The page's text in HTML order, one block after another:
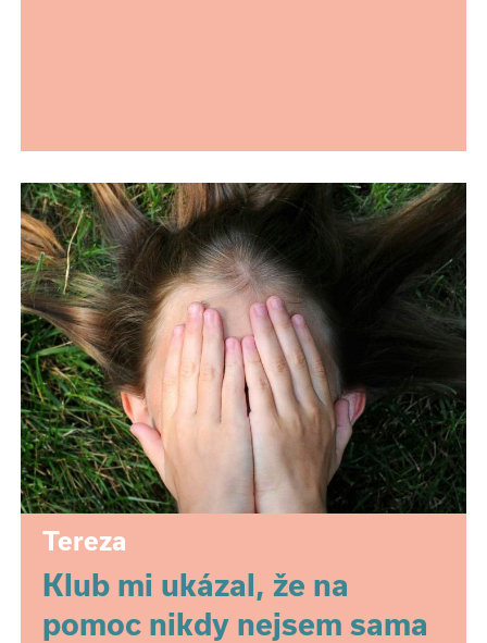
Tereza
Klub mi ukázal, že na
pomoc nikdy nejsem sama